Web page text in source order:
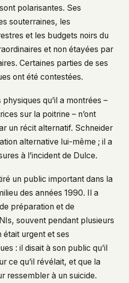
polarisantes. Ses
souterraines, les
et les budgets noirs du
et non étayées par
Certaines parties de ses
ont été contestées.
qu’il a montrées –
sur la poitrine – n’ont
un récit alternatif. Schneider
alternative lui-même ; il a
à l’incident de Dulce.
un public important dans la
des années 1990. Il a
préparation et de
souvent pendant plusieurs
était urgent et ses
: il disait à son public qu’il
ce qu’il révélait, et que la
ressembler à un suicide.